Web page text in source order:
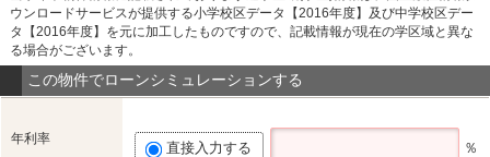
ウンロードサービスが提供する小学校区データ【2016年度】及び中学校区デー
タ【2016年度】を元に加工したものですので、記載情報が現在の学区域と異な
る場合がございます。
この物件でローンシミュレーションする
年利率
直接入力する ％